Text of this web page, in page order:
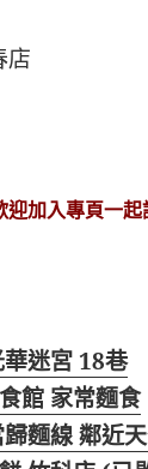
店
加入專頁一起
迷宮 18巷
館 家常麵食
麵線 鄰近